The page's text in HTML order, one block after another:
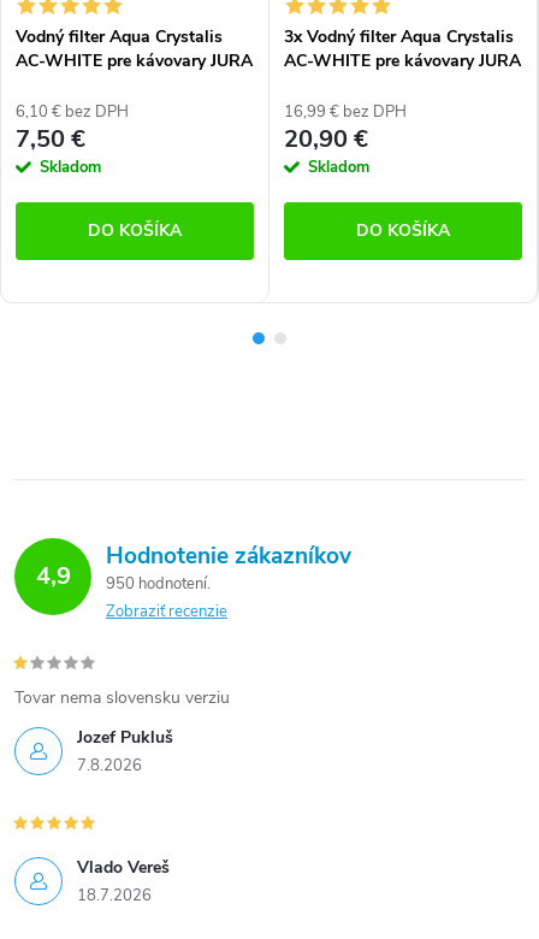
Vodný filter Aqua Crystalis
AC-WHITE pre kávovary JURA
6,10 € bez DPH
7,50 €
Skladom
DO KOŠÍKA
3x Vodný filter Aqua Crystalis
AC-WHITE pre kávovary JURA
16,99 € bez DPH
20,90 €
Skladom
DO KOŠÍKA
4,9
Hodnotenie zákazníkov
950 hodnotení
Zobraziť recenzie
Jozef Pukluš
7.8.2026
Tovar nema slovensku verziu
Vlado Vereš
18.7.2026